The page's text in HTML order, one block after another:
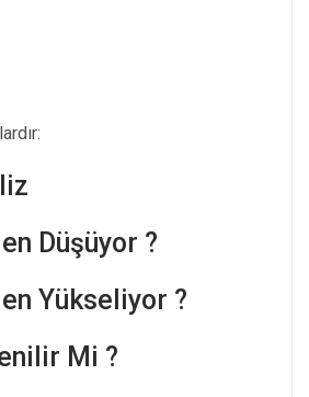
Düşüyor ?
Yükseliyor ?
Mi ?